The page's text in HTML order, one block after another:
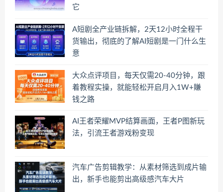
它
A短剧全产业链拆解，2天12小时全程干
货输出，彻底的了解AI短剧是一门什么生
意
大众点评项目，每天仅需20-40分钟，跟
着教程实操，就能轻松开启月入1W+賺
钱之路
AI王者荣耀MVP结算画面，王者P图新玩
法，引流王者游戏粉变现
汽车广告剪辑教学：从素材筛选到成片输
出，新手也能剪出高级感汽车大片